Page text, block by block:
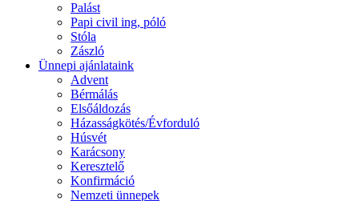
Palást
Papi civil ing, póló
Stóla
Zászló
Ünnepi ajánlataink
Advent
Bérmálás
Elsőáldozás
Házasságkötés/Évforduló
Húsvét
Karácsony
Keresztelő
Konfirmáció
Nemzeti ünnepek